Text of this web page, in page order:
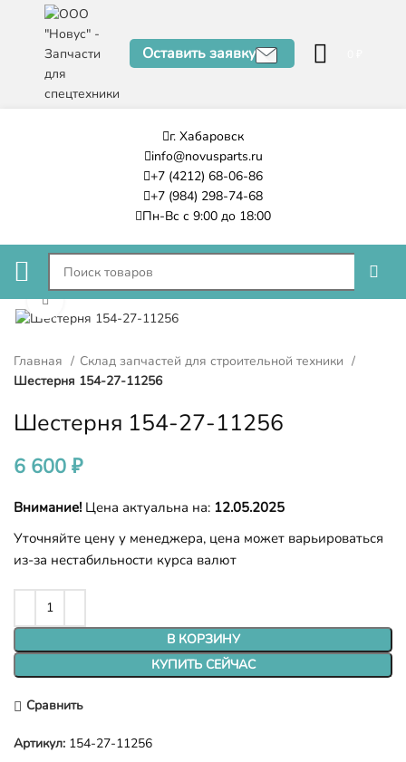
Оставить заявку
г. Хабаровск
info@novusparts.ru
+7 (4212) 68-06-86
+7 (984) 298-74-68
Пн-Вс с 9:00 до 18:00
Нажмите, чтобы увеличить
Главная
Склад запчастей для строительной техники
Шестерня 154-27-11256
Шестерня 154-27-11256
6 600 ₽
Внимание! Цена актуальна на: 12.05.2025
Уточняйте цену у менеджера, цена может варьироваться
из-за нестабильности курса валют
В КОРЗИНУ
КУПИТЬ СЕЙЧАС
Сравнить
Артикул: 154-27-11256